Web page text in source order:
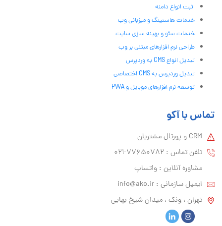
ثبت انواع دامنه
خدمات هاستینگ و میزبانی وب
خدمات سئو و بهینه سازی سایت
طراحی نرم افزارهای مبتنی بر وب
تبدیل انواع CMS به وردپرس
تبدیل وردپرس به CMS اختصاصی
توسعه نرم افزارهای موبایل و PWA
تماس با آکو
CRM و پورتال مشتریان
تلفن تماس :‌ 77650782-021
مشاوره آنلاین : واتساپ
ایمیل سازمانی :‌ info@ako.ir
تهران ، ونک ، میدان شیخ بهایی